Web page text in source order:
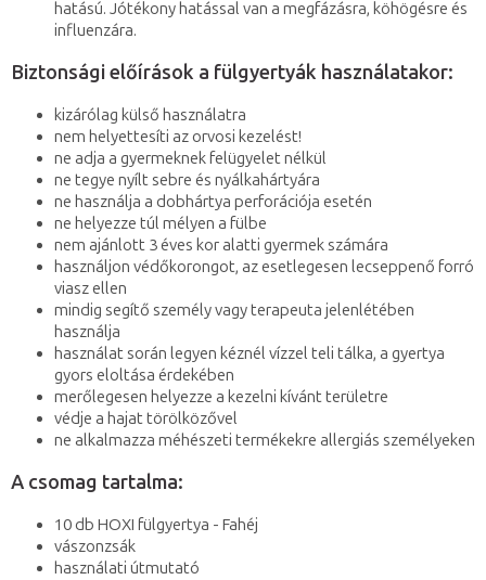
hatású. Jótékony hatással van a megfázásra, köhögésre és
influenzára.
Biztonsági előírások a fülgyertyák használatakor:
kizárólag külső használatra
nem helyettesíti az orvosi kezelést!
ne adja a gyermeknek felügyelet nélkül
ne tegye nyílt sebre és nyálkahártyára
ne használja a dobhártya perforációja esetén
ne helyezze túl mélyen a fülbe
nem ajánlott 3 éves kor alatti gyermek számára
használjon védőkorongot, az esetlegesen lecseppenő forró
viasz ellen
mindig segítő személy vagy terapeuta jelenlétében
használja
használat során legyen kéznél vízzel teli tálka, a gyertya
gyors eloltása érdekében
merőlegesen helyezze a kezelni kívánt területre
védje a hajat törölközővel
ne alkalmazza méhészeti termékekre allergiás személyeken
A csomag tartalma:
10 db HOXI fülgyertya - Fahéj
vászonzsák
használati útmutató